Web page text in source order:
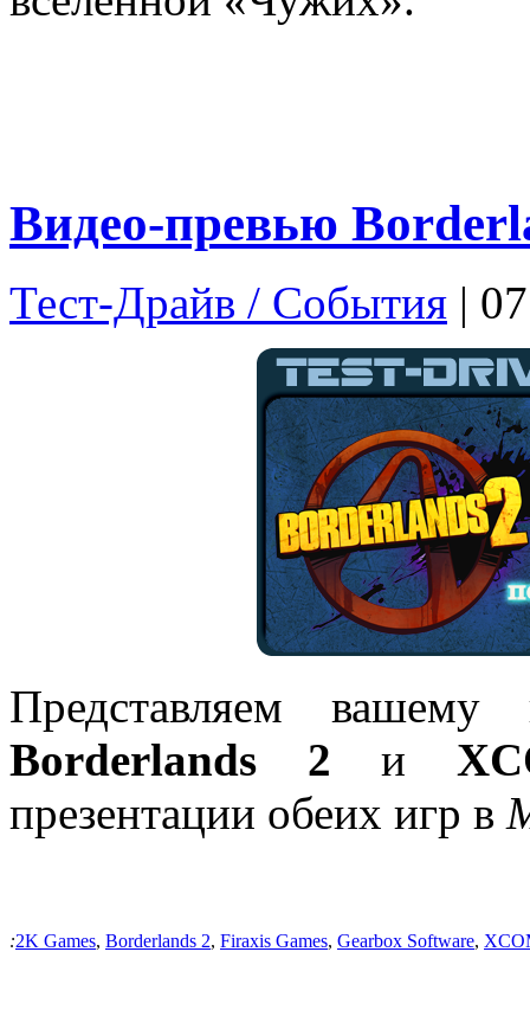
Видео-превью
Тест-Драйв / Cобытия |
Представляем
Borderlands 2 и
презентации обеих игр в
:2K Games, Borderlands 2, Firaxis Games, Gearbox Software,